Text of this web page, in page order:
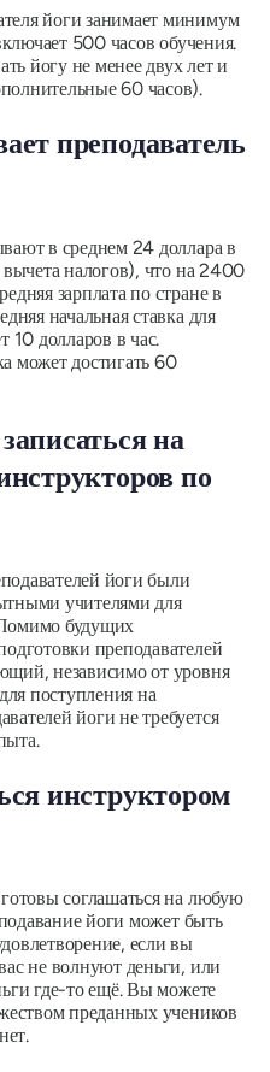
йоги занимает минимум
500 часов обучения.
йогу не менее двух лет и
60 часов).
преподаватель
в среднем 24 доллара в
налогов), что на 2400
зарплата по стране в
начальная ставка для
10 долларов в час.
может достигать 60
на
по
йоги были
учителями для
будущих
преподавателей
независимо от уровня
поступления на
йоги не требуется
инструктором
соглашаться на любую
йоги может быть
если вы
не волнуют деньги, или
где-то ещё. Вы можете
преданных учеников